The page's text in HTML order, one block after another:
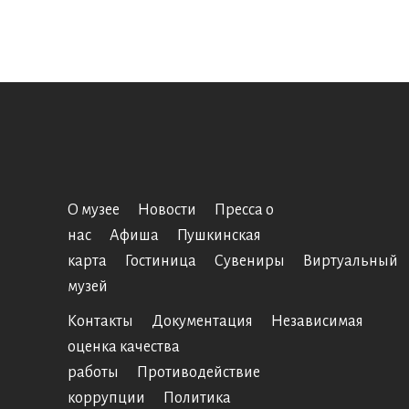
О музее Новости
Пресса о
нас
Афиша
Пушкинская
карта
Гостиница Сувениры
Виртуальный
музей
Контакты Документация
Независимая
оценка качества
работы
Противодействие
коррупции
Политика